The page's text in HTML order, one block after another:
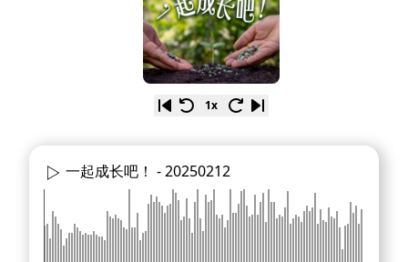
1x
一起成长吧！ -20250212